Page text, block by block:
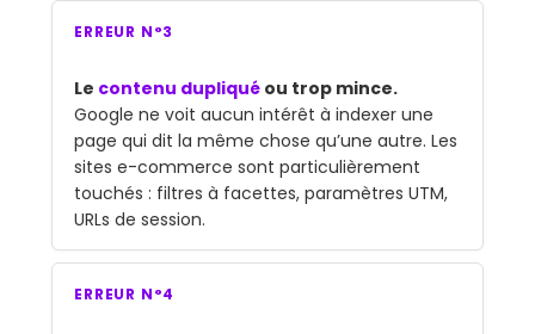
ERREUR N°3
Le contenu dupliqué ou trop mince.
Google ne voit aucun intérêt à indexer une
page qui dit la même chose qu’une autre. Les
sites e-commerce sont particulièrement
touchés : filtres à facettes, paramètres UTM,
URLs de session.
ERREUR N°4